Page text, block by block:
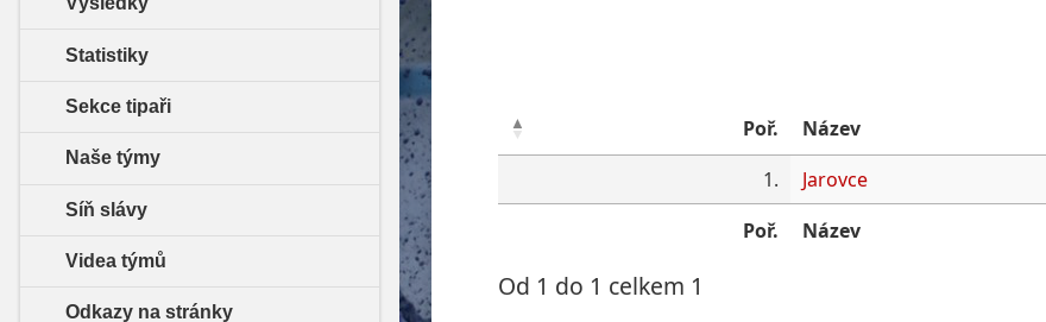
Poř. Název
1.
Jarovce
Poř.
Název
Od 1 do 1 celkem 1
Statistiky
Sekce tipaři
Naše týmy
Síň slávy
Videa týmů
Odkazy na stránky